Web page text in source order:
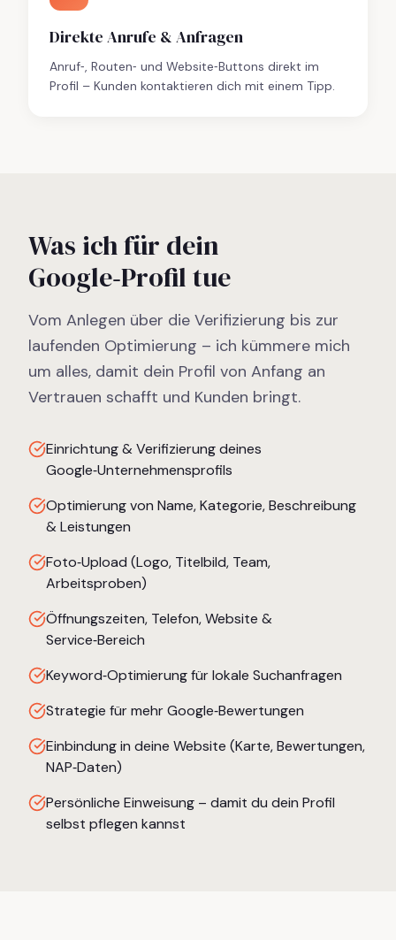
Direkte Anrufe & Anfragen
Anruf‑, Routen‑ und Website‑Buttons direkt im
Profil – Kunden kontaktieren dich mit einem Tipp.
Was ich für dein
Google‑Profil tue
Vom Anlegen über die Verifizierung bis zur
laufenden Optimierung – ich kümmere mich
um alles, damit dein Profil von Anfang an
Vertrauen schafft und Kunden bringt.
Einrichtung & Verifizierung deines
Google‑Unternehmensprofils
Optimierung von Name, Kategorie, Beschreibung
& Leistungen
Foto‑Upload (Logo, Titelbild, Team,
Arbeitsproben)
Öffnungszeiten, Telefon, Website &
Service‑Bereich
Keyword‑Optimierung für lokale Suchanfragen
Strategie für mehr Google‑Bewertungen
Einbindung in deine Website (Karte, Bewertungen,
NAP‑Daten)
Persönliche Einweisung – damit du dein Profil
selbst pflegen kannst